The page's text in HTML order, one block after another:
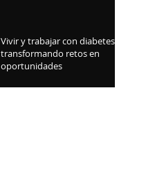
Vivir y trabajar con diabetes:
transformando retos en
oportunidades